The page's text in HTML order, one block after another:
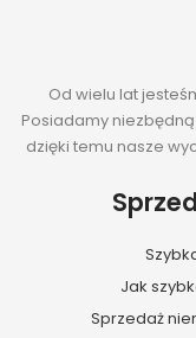
Od wielu lat
Posiadamy
dzięki temu nasze
Jak
Sprzedaż